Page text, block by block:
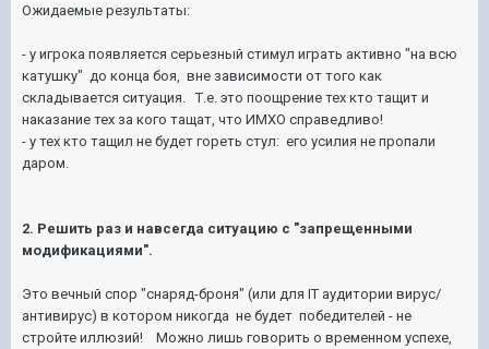
Ожидаемые результаты:
- у игрока появляется серьезный стимул играть активно "на всю
катушку" до конца боя, вне зависимости от того как
складывается ситуация. Т.е. это поощрение тех кто тащит и
наказание тех за кого тащат, что ИМХО справедливо!
- у тех кто тащил не будет гореть стул: его усилия не пропали
даром.
2. Решить раз и навсегда ситуацию с "запрещенными
модификациями".
Это вечный спор "снаряд-броня" (или для IT аудитории вирус/
антивирус) в котором никогда не будет победителей - не
стройте иллюзий! Можно лишь говорить о временном успехе,